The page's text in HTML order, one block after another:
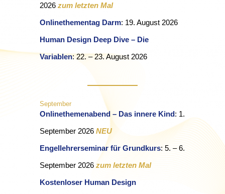
2026zum letzten Mal
Onlinethementag Darm: 19. August 2026
Human Design Deep Dive – Die
Variablen: 22. – 23. August 2026
September
Onlinethemenabend – Das innere Kind: 1.
September 2026 NEU
Engellehrerseminar für Grundkurs: 5. – 6.
September 2026 zum letzten Mal
Kostenloser Human Design